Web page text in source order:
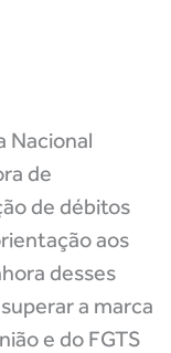
Nacional
de
de débitos
aos
desses
a marca
e do FGTS